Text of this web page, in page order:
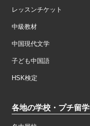
レッスンチケット
中級教材
中国現代文学
子ども中国語
HSK検定
各地の学校・プチ留学